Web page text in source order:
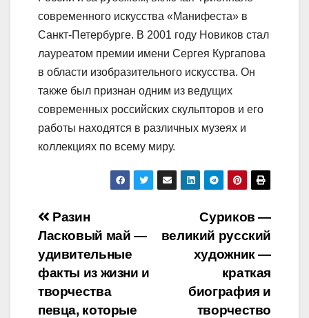
современного искусства «Манифеста» в
Санкт-Петербурге. В 2001 году Новиков стал
лауреатом премии имени Сергея Кургапова
в области изобразительного искусства. Он
также был признан одним из ведущих
современных российских скульпторов и его
работы находятся в различных музеях и
коллекциях по всему миру.
Навигация
по
записям
Суриков —
великий русский
художник —
краткая
биография и
творчество
Разин
Ласковый май —
удивительные
факты из жизни и
творчества
певца, которые